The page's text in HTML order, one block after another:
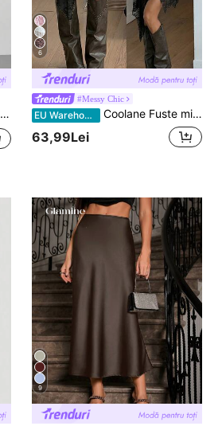
6
#Messy Chic
EU Warehouse Coolane Fuste mini asimetrice cu volane, stil boho, pentru femei, primăvară/vară, streetwear, vintage, plajă, Y2K, dantelă, confortabile, elastice, albe
63,99Lei
9